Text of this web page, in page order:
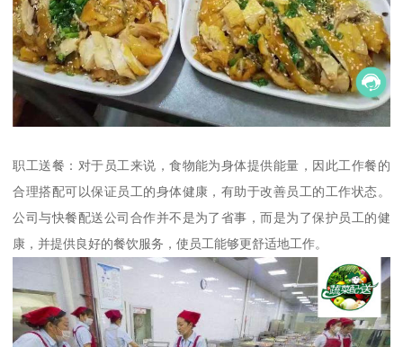
职工送餐：对于员工来说，食物能为身体提供能量，因此工作餐的
合理搭配可以保证员工的身体健康，有助于改善员工的工作状态。
公司与快餐配送公司合作并不是为了省事，而是为了保护员工的健
康，并提供良好的餐饮服务，使员工能够更舒适地工作。